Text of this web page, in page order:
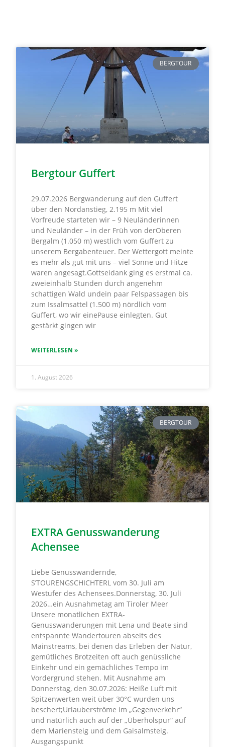
BERGTOUR
Bergtour Guffert
29.07.2026 Bergwanderung auf den Guffert
über den Nordanstieg, 2.195 m Mit viel
Vorfreude starteten wir – 9 Neuländerinnen
und Neuländer – in der Früh von derOberen
Bergalm (1.050 m) westlich vom Guffert zu
unserem Bergabenteuer. Der Wettergott meinte
es mehr als gut mit uns – viel Sonne und Hitze
waren angesagt.Gottseidank ging es erstmal ca.
zweieinhalb Stunden durch angenehm
schattigen Wald undein paar Felspassagen bis
zum Issalmsattel (1.500 m) nördlich vom
Guffert, wo wir einePause einlegten. Gut
gestärkt gingen wir
WEITERLESEN »
1. August 2026
BERGTOUR
EXTRA Genusswanderung
Achensee
Liebe Genusswandernde,
S’TOURENGSCHICHTERL vom 30. Juli am
Westufer des Achensees.Donnerstag, 30. Juli
2026…ein Ausnahmetag am Tiroler Meer
Unsere monatlichen EXTRA-
Genusswanderungen mit Lena und Beate sind
entspannte Wandertouren abseits des
Mainstreams, bei denen das Erleben der Natur,
gemütliches Brotzeiten oft auch genüssliche
Einkehr und ein gemächliches Tempo im
Vordergrund stehen. Mit Ausnahme am
Donnerstag, den 30.07.2026: Heiße Luft mit
Spitzenwerten weit über 30°C wurden uns
beschert;Urlauberströme im „Gegenverkehr“
und natürlich auch auf der „Überholspur“ auf
dem Mariensteig und dem Gaisalmsteig.
Ausgangspunkt